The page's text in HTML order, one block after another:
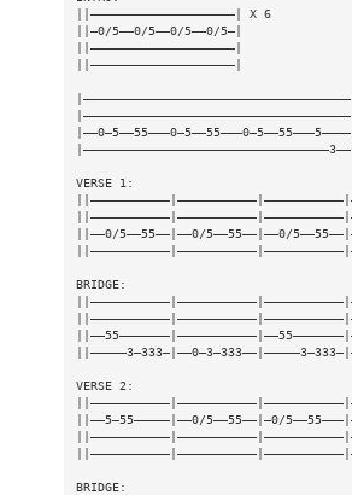
||————————————————————| X 6
||—0/5——0/5——0/5——0/5—|
||————————————————————|
||————————————————————|
VERSE 1:
||——0/5——55——|——0/5——55——|——0/
BRIDGE:
VERSE 2:
||——5—55—————|——0/5——55——|—0/
BRIDGE: